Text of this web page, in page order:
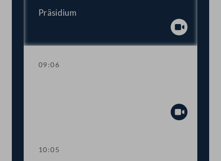
Präsidium
09:06
10:05